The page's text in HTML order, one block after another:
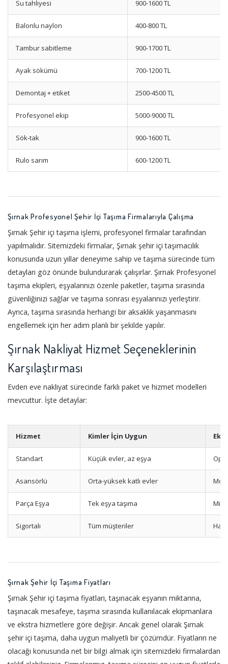
Su tahliyesi 900-1600 TL
Balonlu naylon 400-800 TL
Tambur sabitleme 900-1700 TL
Ayak sökümü 700-1200 TL
Demontaj + etiket 2500-4500 TL
Profesyonel ekip 5000-9000 TL
Sök-tak 900-1600 TL
Rulo sarım 600-1200 TL
Şırnak Profesyonel Şehir İçi Taşıma Firmalarıyla Çalışma
Şırnak Şehir içi taşıma işlemi, profesyonel firmalar tarafından
yapılmalıdır. Sitemizdeki firmalar, Şırnak şehir içi taşımacılık
konusunda uzun yıllar deneyime sahip ve taşıma sürecinde tüm
detayları göz önünde bulundurarak çalışırlar. Şırnak Profesyonel
taşıma ekipleri, eşyalarınızı özenle paketler, taşıma sırasında
güvenliğinizi sağlar ve taşıma sonrası eşyalarınızı yerleştirir.
Ayrıca, taşıma sırasında herhangi bir aksaklık yaşanmasını
engellemek için her adım planlı bir şekilde yapılır.
Şırnak Nakliyat Hizmet Seçeneklerinin
Karşılaştırması
Evden eve nakliyat sürecinde farklı paket ve hizmet modelleri
mevcuttur. İşte detaylar:
Hizmet Kimler İçin Uygun
Standart Küçük evler, az eşya
Asansörlü Orta-yüksek katlı evler
Parça Eşya Tek eşya taşıma Mini
Sigortalı Tüm müşteriler
Şırnak Şehir İçi Taşıma Fiyatları
Şırnak Şehir içi taşıma fiyatları, taşınacak eşyanın miktarına,
taşınacak mesafeye, taşıma sırasında kullanılacak ekipmanlara
ve ekstra hizmetlere göre değişir. Ancak genel olarak Şırnak
şehir içi taşıma, daha uygun maliyetli bir çözümdür. Fiyatların ne
olacağı konusunda net bir bilgi almak için sitemizdeki firmalardan